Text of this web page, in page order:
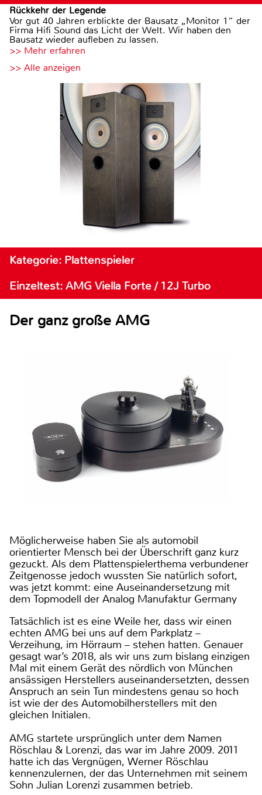
Rückkehr der Legende
Vor gut 40 Jahren erblickte der Bausatz „Monitor 1“ der
Firma Hifi Sound das Licht der Welt. Wir haben den
Bausatz wieder aufleben zu lassen.
>> Mehr erfahren
>> Alle anzeigen
Kategorie: Plattenspieler
Einzeltest: AMG Viella Forte / 12J Turbo
Der ganz große AMG
Möglicherweise haben Sie als automobil
orientierter Mensch bei der Überschrift ganz kurz
gezuckt. Als dem Plattenspielerthema verbundener
Zeitgenosse jedoch wussten Sie natürlich sofort,
was jetzt kommt: eine Auseinandersetzung mit
dem Topmodell der Analog Manufaktur Germany
Tatsächlich ist es eine Weile her, dass wir einen
echten AMG bei uns auf dem Parkplatz –
Verzeihung, im Hörraum – stehen hatten. Genauer
gesagt war’s 2018, als wir uns zum bislang einzigen
Mal mit einem Gerät des nördlich von München
ansässigen Herstellers auseinandersetzten, dessen
Anspruch an sein Tun mindestens genau so hoch
ist wie der des Automobilherstellers mit den
gleichen Initialen.
AMG startete ursprünglich unter dem Namen
Röschlau & Lorenzi, das war im Jahre 2009. 2011
hatte ich das Vergnügen, Werner Röschlau
kennenzulernen, der das Unternehmen mit seinem
Sohn Julian Lorenzi zusammen betrieb.